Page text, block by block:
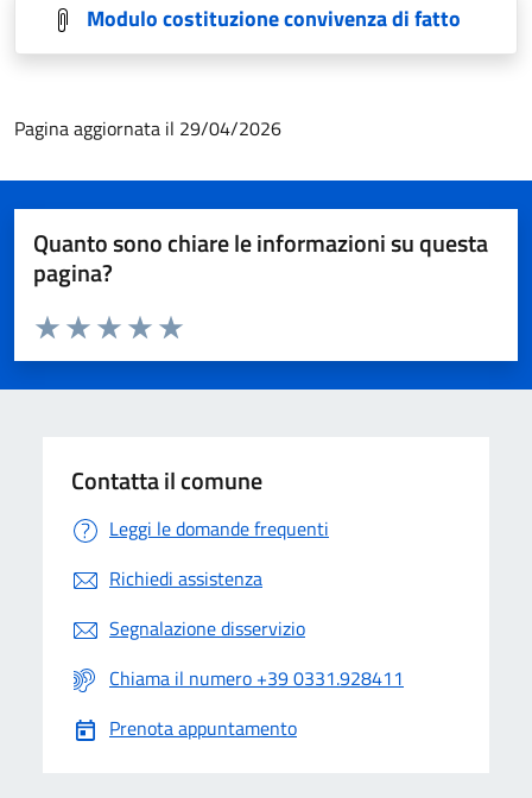
Modulo costituzione convivenza di fatto
Pagina aggiornata il 29/04/2026
Quanto sono chiare le informazioni su questa
pagina?
Valuta da 1 a 5 stelle la pagina
Valuta 5 stelle su 5
Valuta 4 stelle su 5
Valuta 3 stelle su 5
Valuta 2 stelle su 5
Valuta 1 stelle su 5
Contatta il comune
Leggi le domande frequenti
Richiedi assistenza
Segnalazione disservizio
Chiama il numero +39 0331.928411
Prenota appuntamento